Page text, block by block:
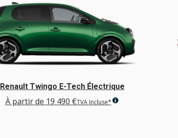
Renault Twingo E-Tech Électrique
À partir de 19 490 €TVA Incluse*